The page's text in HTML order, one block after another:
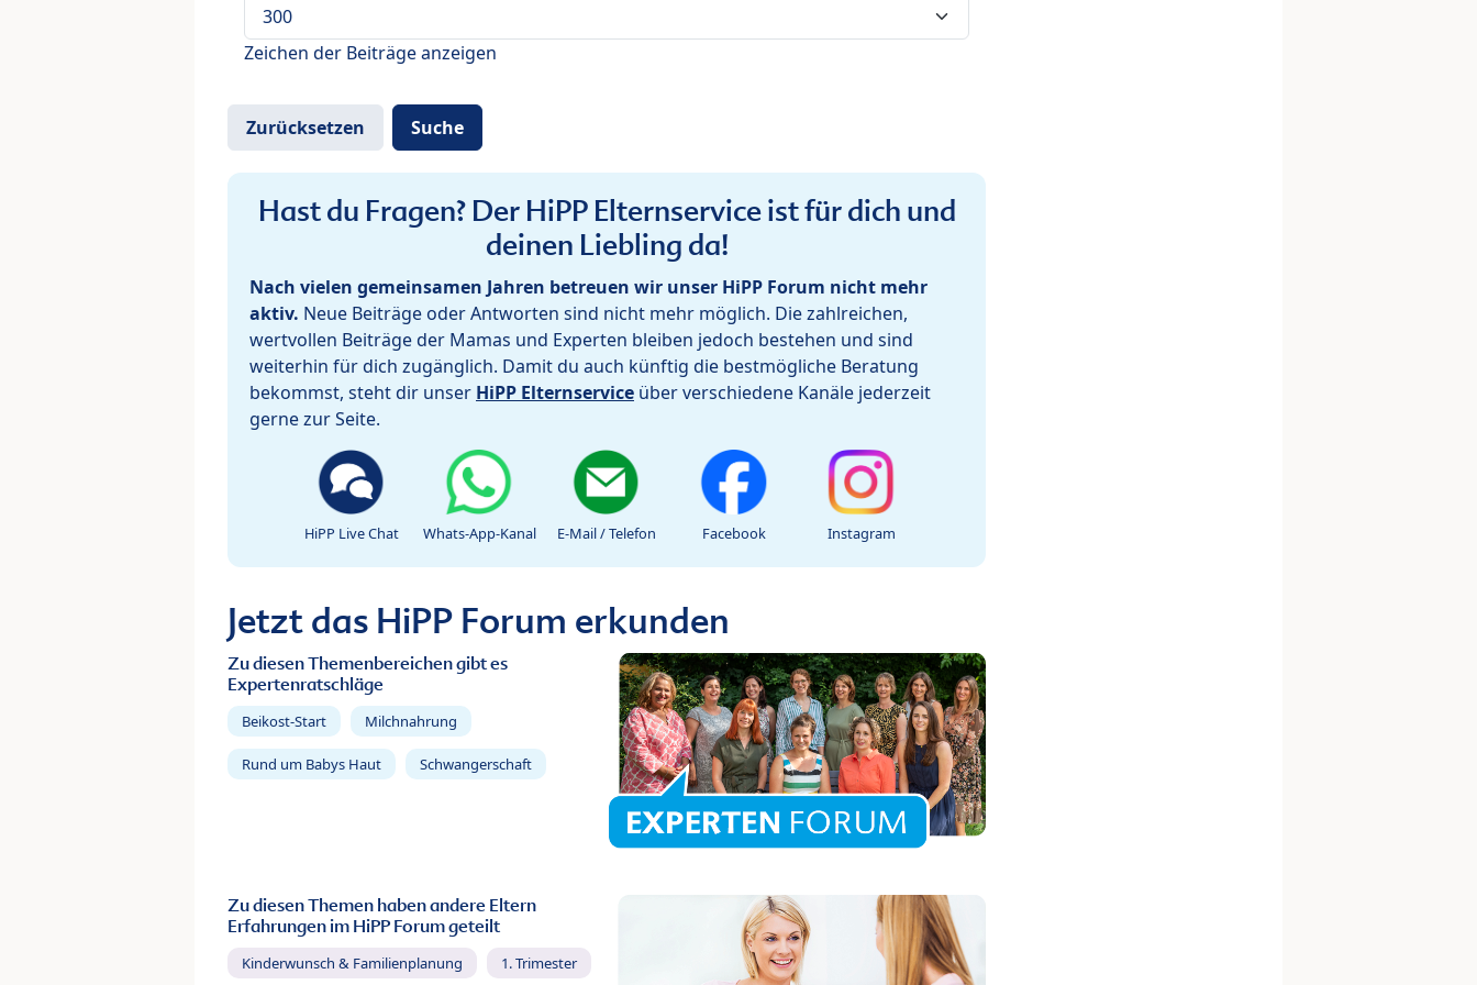
Zeichen der Beiträge anzeigen
Hast du Fragen? Der HiPP Elternservice ist für dich und
deinen Liebling da!
Nach vielen gemeinsamen Jahren betreuen wir unser HiPP Forum nicht mehr
aktiv. Neue Beiträge oder Antworten sind nicht mehr möglich. Die zahlreichen,
wertvollen Beiträge der Mamas und Experten bleiben jedoch bestehen und sind
weiterhin für dich zugänglich. Damit du auch künftig die bestmögliche Beratung
bekommst, steht dir unser HiPP Elternservice über verschiedene Kanäle jederzeit
gerne zur Seite.
HiPP Live Chat Whats-App-Kanal E-Mail / Telefon Facebook Instagram
Jetzt das HiPP Forum erkunden
Zu diesen Themenbereichen gibt es
Expertenratschläge
Beikost-Start Milchnahrung
Rund um Babys Haut Schwangerschaft
Zu diesen Themen haben andere Eltern
Erfahrungen im HiPP Forum geteilt
Kinderwunsch & Familienplanung 1. Trimester